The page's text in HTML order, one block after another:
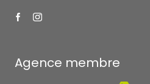
Agence membre